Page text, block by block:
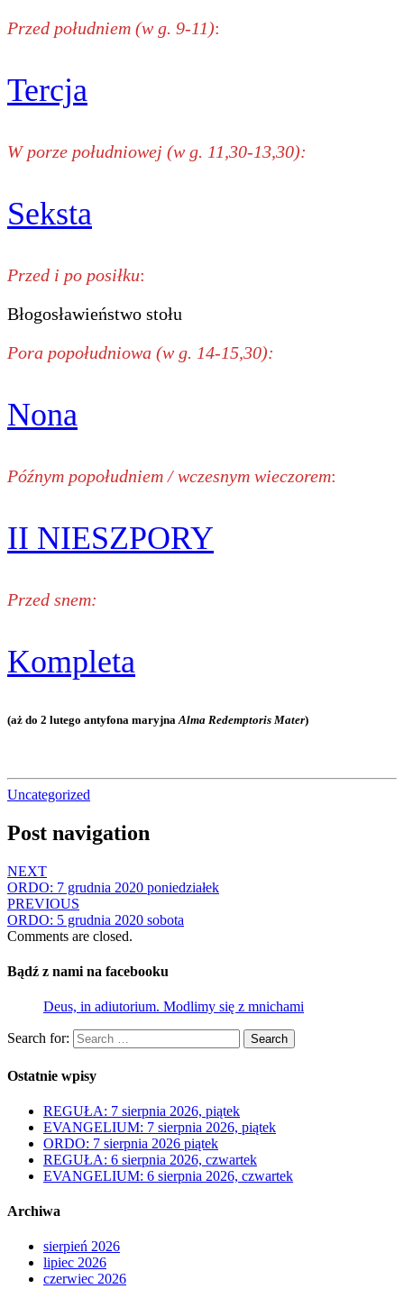
Przed południem (w g. 9-11):
Tercja
W porze południowej (w g. 11,30-13,30):
Seksta
Przed i po posiłku:
Błogosławieństwo stołu
Pora popołudniowa (w g. 14-15,30):
Nona
Późnym popołudniem / wczesnym wieczorem:
II NIESZPORY
Przed snem:
Kompleta
(aż do 2 lutego antyfona maryjna Alma Redemptoris Mater)
Uncategorized
Post navigation
NEXT
ORDO: 7 grudnia 2020 poniedziałek
PREVIOUS
ORDO: 5 grudnia 2020 sobota
Comments are closed.
Bądź z nami na facebooku
Deus, in adiutorium. Modlimy się z mnichami
Search for: Search
Ostatnie wpisy
REGUŁA: 7 sierpnia 2026, piątek
EVANGELIUM: 7 sierpnia 2026, piątek
ORDO: 7 sierpnia 2026 piątek
REGUŁA: 6 sierpnia 2026, czwartek
EVANGELIUM: 6 sierpnia 2026, czwartek
Archiwa
sierpień 2026
lipiec 2026
czerwiec 2026